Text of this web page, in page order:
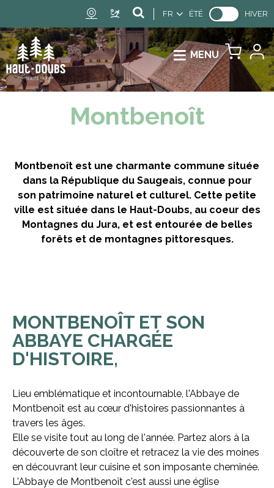
FR ÉTÉ HIVER
MENU
Montbenoît
Montbenoît est une charmante commune située
dans la République du Saugeais, connue pour
son patrimoine naturel et culturel. Cette petite
ville est située dans le Haut-Doubs, au coeur des
Montagnes du Jura, et est entourée de belles
forêts et de montagnes pittoresques.
MONTBENOÎT ET SON
ABBAYE CHARGÉE
D'HISTOIRE,
Lieu emblématique et incontournable, l'Abbaye de
Montbenoît est au cœur d'histoires passionnantes à
travers les âges.
Elle se visite tout au long de l'année. Partez alors à la
découverte de son cloître et retracez la vie des moines
en découvrant leur cuisine et son imposante cheminée.
L'Abbaye de Montbenoît c'est aussi une église